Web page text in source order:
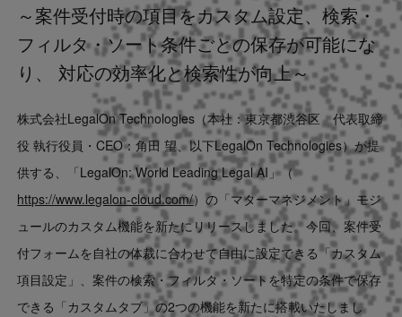
LegalOn Now
Contact
US website
～案件受付時の項目をカスタム設定、検索・
フィルタ・ソート条件ごとの保存が可能にな
り、 対応の効率化と検索性が向上～
株式会社LegalOn Technologies（本社：東京都渋谷区 代表取締
役 執行役員・CEO：角田 望、以下LegalOn Technologies）が提
供する、「LegalOn: World Leading Legal AI」（
https://www.legalon-cloud.com/）の「マターマネジメント」モジ
ュールのカスタム機能を新たにリリースしました。今回、案件受
付フォームを自社の体裁に合わせて自由に設定できる「カスタム
項目設定」、案件の検索・フィルタ・ソートを特定の条件で保存
できる「カスタムタブ」の2つの機能を新たに搭載いたしまし